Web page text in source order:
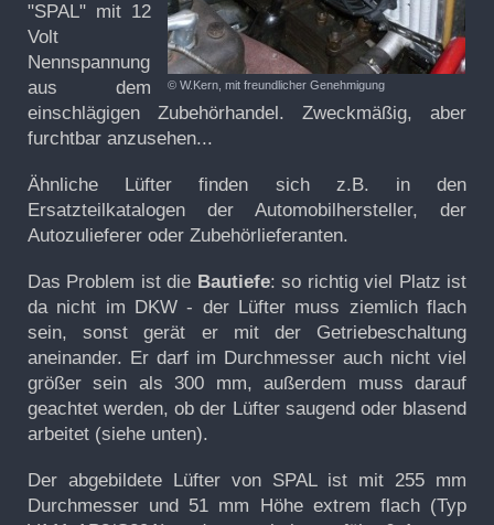
© W.Kern, mit freundlicher Genehmigung
"SPAL" mit 12
Volt
Nennspannung
aus dem
einschlägigen Zubehörhandel. Zweckmäßig, aber
furchtbar anzusehen...
Ähnliche Lüfter finden sich z.B. in den
Ersatzteilkatalogen der Automobilhersteller, der
Autozulieferer oder Zubehörlieferanten.
Das Problem ist die Bautiefe: so richtig viel Platz ist
da nicht im DKW - der Lüfter muss ziemlich flach
sein, sonst gerät er mit der Getriebeschaltung
aneinander. Er darf im Durchmesser auch nicht viel
größer sein als 300 mm, außerdem muss darauf
geachtet werden, ob der Lüfter saugend oder blasend
arbeitet (siehe unten).
Der abgebildete Lüfter von SPAL ist mit 255 mm
Durchmesser und 51 mm Höhe extrem flach (Typ